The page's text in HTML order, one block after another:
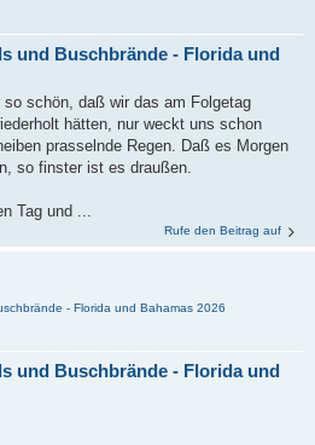
und Buschbrände - Florida und
so schön, daß wir das am Folgetag
hätten, nur weckt uns schon
prasselnde Regen. Daß es Morgen
so finster ist es draußen.
Tag und ...
Rufe den Beitrag auf
- Florida und Bahamas 2026
und Buschbrände - Florida und